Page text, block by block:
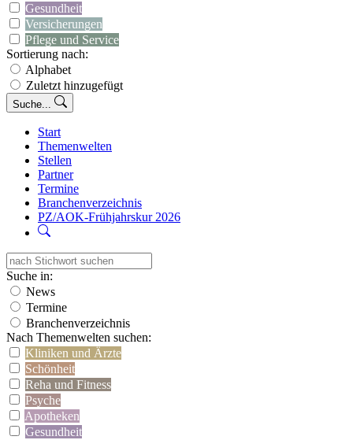
Gesundheit
Versicherungen
Pflege und Service
Sortierung nach:
Alphabet
Zuletzt hinzugefügt
Suche...
Start
Themenwelten
Stellen
Partner
Termine
Branchenverzeichnis
PZ/AOK-Frühjahrskur 2026
Suche in:
News
Termine
Branchenverzeichnis
Nach Themenwelten suchen:
Kliniken und Ärzte
Schönheit
Reha und Fitness
Psyche
Apotheken
Gesundheit